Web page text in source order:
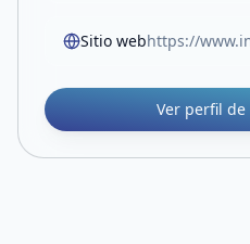
Sitio web
Ver perfil